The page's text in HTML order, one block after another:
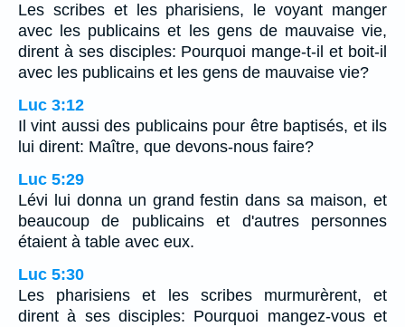
Les scribes et les pharisiens, le voyant manger
avec les publicains et les gens de mauvaise vie,
dirent à ses disciples: Pourquoi mange-t-il et boit-il
avec les publicains et les gens de mauvaise vie?
Luc 3:12
Il vint aussi des publicains pour être baptisés, et ils
lui dirent: Maître, que devons-nous faire?
Luc 5:29
Lévi lui donna un grand festin dans sa maison, et
beaucoup de publicains et d'autres personnes
étaient à table avec eux.
Luc 5:30
Les pharisiens et les scribes murmurèrent, et
dirent à ses disciples: Pourquoi mangez-vous et